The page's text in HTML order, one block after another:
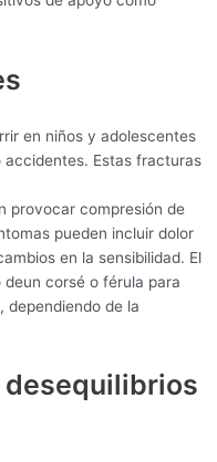
en niños y adolescentes
accidentes. Estas fracturas
provocar compresión de
pueden incluir dolor
en la sensibilidad. El
corsé o férula para
dependiendo de la
desequilibrios